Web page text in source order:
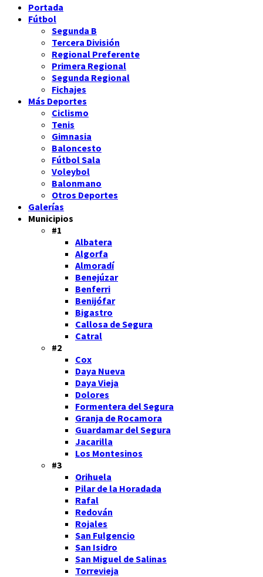
Portada
Fútbol
Segunda B
Tercera División
Regional Preferente
Primera Regional
Segunda Regional
Fichajes
Más Deportes
Ciclismo
Tenis
Gimnasia
Baloncesto
Fútbol Sala
Voleybol
Balonmano
Otros Deportes
Galerías
Municipios
#1
Albatera
Algorfa
Almoradí
Benejúzar
Benferri
Benijófar
Bigastro
Callosa de Segura
Catral
#2
Cox
Daya Nueva
Daya Vieja
Dolores
Formentera del Segura
Granja de Rocamora
Guardamar del Segura
Jacarilla
Los Montesinos
#3
Orihuela
Pilar de la Horadada
Rafal
Redován
Rojales
San Fulgencio
San Isidro
San Miguel de Salinas
Torrevieja